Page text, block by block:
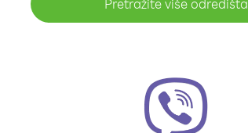
Pretražite više odredišta